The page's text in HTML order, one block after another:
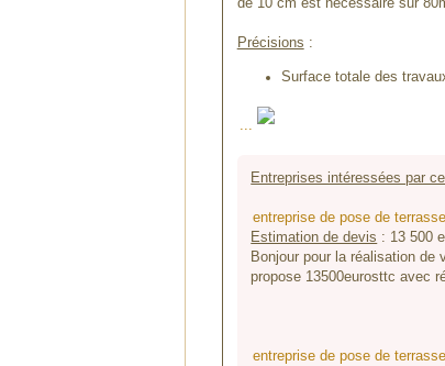
de 10 cm est nécessaire sur
Précisions :
Surface totale des
Entreprises intéressées par
entreprise de pose de
Estimation de devis : 13 500
Bonjour pour la réalisation
propose 13500eurosttc avec
entreprise de pose de